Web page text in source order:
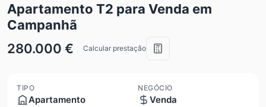
Apartamento T2 para Venda em
Campanhã
280.000 €
Calcular prestação
TIPO
Apartamento
NEGÓCIO
Venda